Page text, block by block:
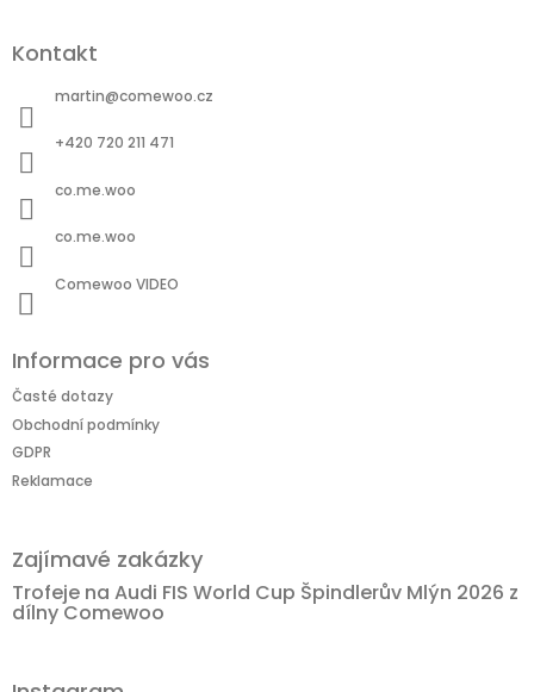
Z
pKontakt
martin@comewoo.cz
+420 720 211 471
co.me.woo
co.me.woo
Comewoo VIDEO
Informace pro vás
Časté dotazy
Obchodní podmínky
GDPR
Reklamace
Zajímavé zakázky
Trofeje na Audi FIS World Cup Špindlerův Mlýn 2026 z
dílny Comewoo